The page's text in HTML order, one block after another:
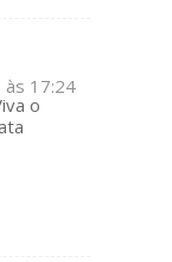
17:24
o